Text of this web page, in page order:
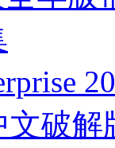
文破解